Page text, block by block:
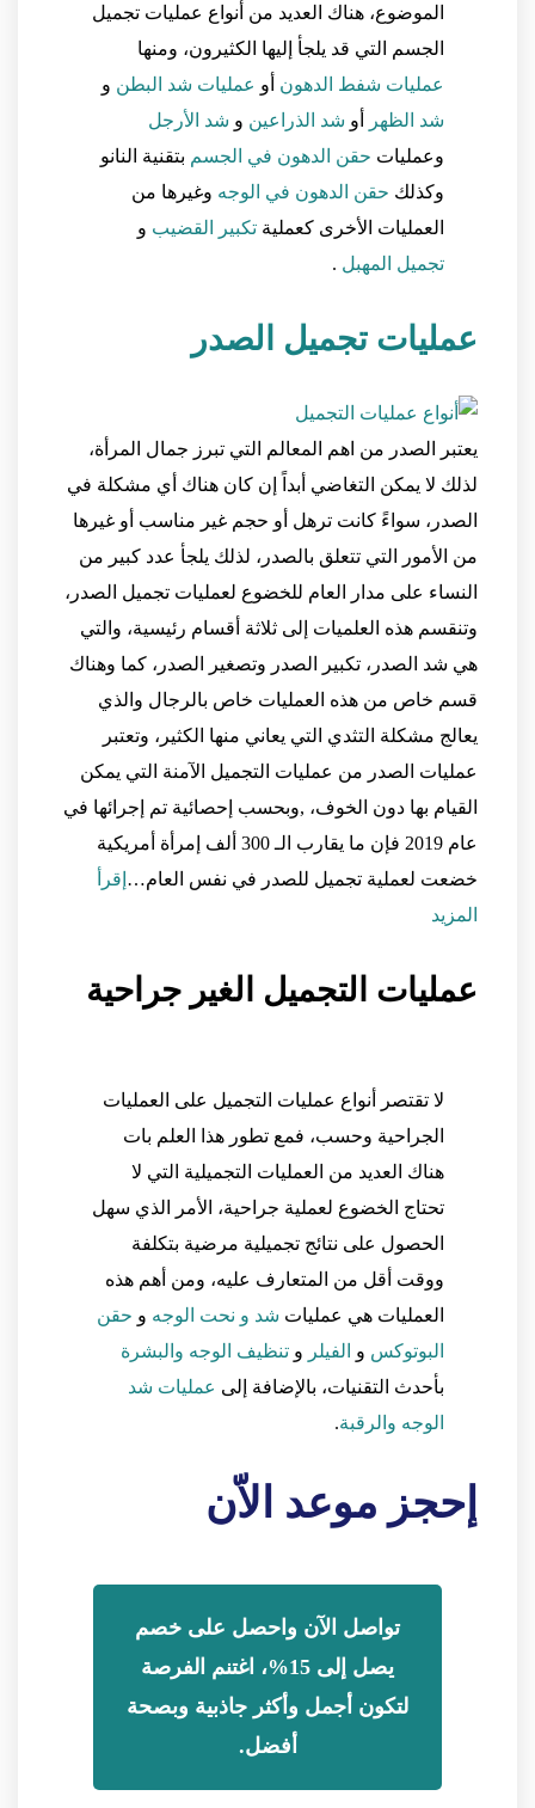
الموضوع، هناك العديد من أنواع عمليات تجميل
الجسم التي قد يلجأ إليها الكثيرون، ومنها
عمليات شفط الدهون أو عمليات شد البطن و
شد الظهر
أو شد الذراعين و شد الأرجل
وعمليات حقن الدهون في الجسم بتقنية النانو
وكذلك حقن الدهون في الوجه وغيرها من
العمليات الأخرى كعمليةتكبير القضيب و
تجميل المهبل .
عمليات تجميل الصدر
يعتبر الصدر من اهم المعالم التي تبرز جمال المرأة،
لذلك لا يمكن التغاضي أبداً إن كان هناك أي مشكلة في
الصدر، سواءً كانت ترهل أو حجم غير مناسب أو غيرها
من الأمور التي تتعلق بالصدر، لذلك يلجأ عدد كبير من
النساء على مدار العام للخضوع لعمليات تجميل الصدر،
وتنقسم هذه العلميات إلى ثلاثة أقسام رئيسية، والتي
هي شد الصدر، تكبير الصدر وتصغير الصدر، كما وهناك
قسم خاص من هذه العمليات خاص بالرجال والذي
يعالج مشكلة التثدي التي يعاني منها الكثير، وتعتبر
عمليات الصدر من عمليات التجميل الآمنة التي يمكن
القيام بها دون الخوف، ,وبحسب إحصائية تم إجرائها في
عام 2019 فإن ما يقارب الـ 300 ألف إمرأة أمريكية
خضعت لعملية تجميل للصدر في نفس العام… إقرأ
المزيد
عمليات التجميل الغير جراحية
لا تقتصر أنواع عمليات التجميل على العمليات
الجراحية وحسب، فمع تطور هذا العلم بات
هناك العديد من العمليات التجميلية التي لا
تحتاج الخضوع لعملية جراحية، الأمر الذي سهل
الحصول على نتائج تجميلية مرضية بتكلفة
ووقت أقل من المتعارف عليه، ومن أهم هذه
العمليات هي عمليات شد و نحت الوجه و حقن
البوتوكس و الفيلر وتنظيف الوجه والبشرة
بأحدث التقنيات، بالإضافة إلى عمليات شد
الوجه والرقبة.
إحجز موعد الاّن
تواصل الآن واحصل على خصم
يصل إلى 15%، اغتنم الفرصة
لتكون أجمل وأكثر جاذبية وبصحة
أفضل.